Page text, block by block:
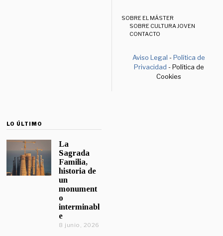
SOBRE EL MÁSTER
SOBRE CULTURA JOVEN
CONTACTO
Aviso Legal -Política de
Privacidad - Política de
Cookies
LO ÚLTIMO
La
Sagrada
Familia,
historia de
un
monument
o
interminabl
e
8 junio, 2026